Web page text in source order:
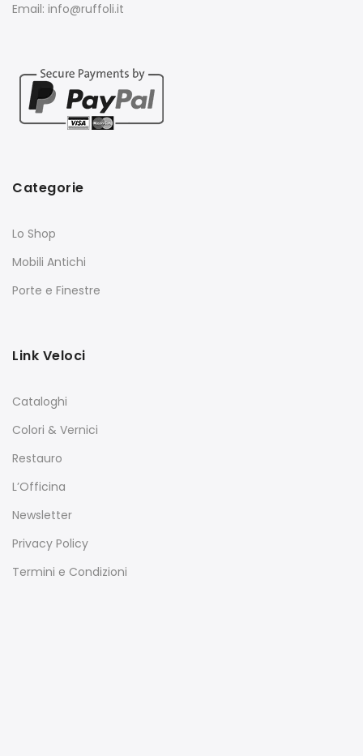
Email: info@ruffoli.it
Categorie
Lo Shop
Mobili Antichi
Porte e Finestre
Link Veloci
Cataloghi
Colori & Vernici
Restauro
L’Officina
Newsletter
Privacy Policy
Termini e Condizioni